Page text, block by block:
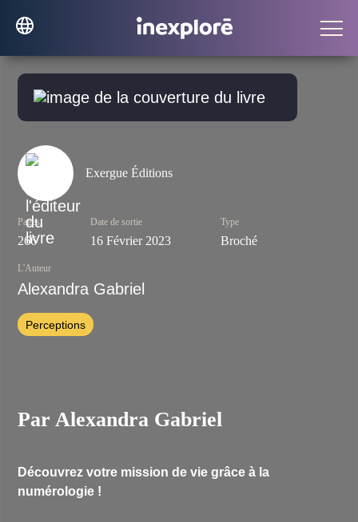
Exergue Éditions
Pages
266
Date de sortie
16 Février 2023
Type
Broché
L'Auteur
Alexandra Gabriel
Perceptions
Par Alexandra Gabriel
Découvrez votre mission de vie grâce à la
numérologie !